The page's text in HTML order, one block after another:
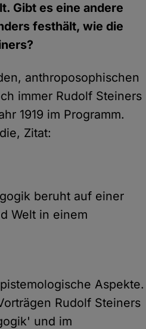
Gibt es eine andere
festhält, wie die
anthroposophischen
immer Rudolf Steiners
1919 im Programm.
Zitat:
beruht auf einer
Welt in einem
Aspekte.
Rudolf Steiners
und im